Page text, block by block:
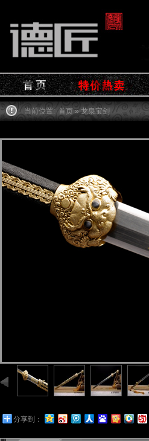
当前位置: 首页» 龙泉宝剑
分享到：